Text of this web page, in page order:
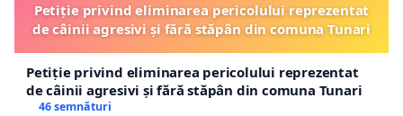
Petiție privind eliminarea pericolului reprezentat
de câinii agresivi și fără stăpân din comuna Tunari
Petiție privind eliminarea pericolului reprezentat
de câinii agresivi și fără stăpân din comuna Tunari
46 semnături